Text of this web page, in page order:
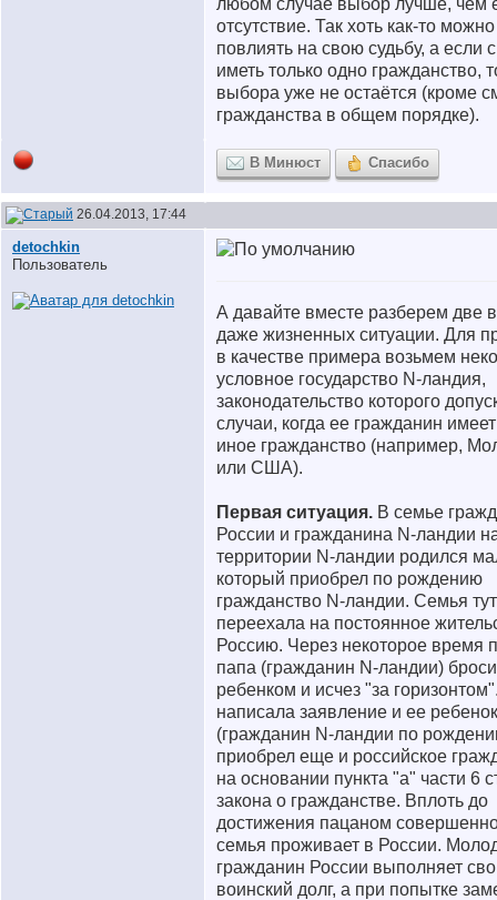
любом случае выбор лучше, чем
отсутствие. Так хоть как-то можно
повлиять на свою судьбу, а если
иметь только одно гражданство,
выбора уже не остаётся (кроме
гражданства в общем порядке).
В Минюст Спасибо
26.04.2013, 17:44
detochkin
Пользователь
А давайте вместе разберем две
даже жизненных ситуации. Для
в качестве примера возьмем
условное государство N-ландия,
законодательство которого
случаи, когда ее гражданин
иное гражданство (например,
или США).
Первая ситуация. В семье
России и гражданина N-ландии
территории N-ландии родился
который приобрел по рождению
гражданство N-ландии. Семья
переехала на постоянное
Россию. Через некоторое время
папа (гражданин N-ландии)
ребенком и исчез "за
написала заявление и ее ребенок
(гражданин N-ландии по
приобрел еще и российское
на основании пункта "а" части 6
закона о гражданстве. Вплоть до
достижения пацаном
семья проживает в России.
гражданин России выполняет
воинский долг, а при попытке